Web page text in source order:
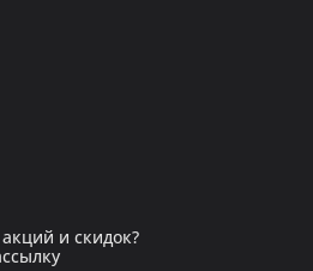
и скидок?